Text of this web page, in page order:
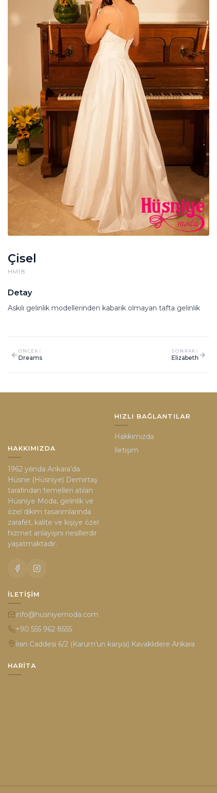
Çisel
HM18
Detay
Askılı gelinlik modellerinden kabarık olmayan tafta gelinlik
ONCEKI
Dreams
SONRAKI
Elizabeth
HAKKIMIZDA
1962 yılında Ankara’da
Hüsne (Hüsniye) Demirtaş
tarafından temelleri atılan
Hüsniye Moda, gelinlik ve
özel dikim tasarımlarında
zarafet, kalite ve kişiye özel
hizmet anlayışını nesillerdir
yaşatmaktadır.
HIZLI BAĞLANTILAR
Hakkımızda
İletişim
İLETIŞIM
info@husniyemoda.com
+90 555 962 8555
İran Caddesi 6/2 (Karum'un karşısı) Kavaklıdere Ankara
HARITA